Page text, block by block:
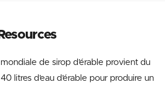
de sirop d’érable provient du
litres d’eau d’érable pour produire un